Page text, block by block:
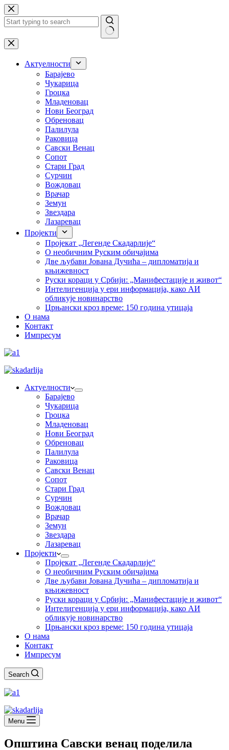
Skip
to
content
No
results
Актуелности
Барајево
Чукарица
Гроцка
Младеновац
Нови Београд
Обреновац
Палилула
Раковица
Савски Венац
Сопот
Стари Град
Сурчин
Вождовац
Врачар
Земун
Звездара
Лазаревац
Пројекти
Пројекат „Легенде Скадарлије“
О необичним Руским обичајима
Две љубави Јована Дучића – дипломатија и
књижевност
Руски кораци у Србији: „Манифестације и живот“
Интелигенција у ери информација, како АИ
обликује новинарство
Црњански кроз време: 150 година утицаја
О нама
Контакт
Импресум
Актуелности
Барајево
Чукарица
Гроцка
Младеновац
Нови Београд
Обреновац
Палилула
Раковица
Савски Венац
Сопот
Стари Град
Сурчин
Вождовац
Врачар
Земун
Звездара
Лазаревац
Пројекти
Пројекат „Легенде Скадарлије“
О необичним Руским обичајима
Две љубави Јована Дучића – дипломатија и
књижевност
Руски кораци у Србији: „Манифестације и живот“
Интелигенција у ери информација, како АИ
обликује новинарство
Црњански кроз време: 150 година утицаја
О нама
Контакт
Импресум
Search
Menu
Општина Савски венац поделила